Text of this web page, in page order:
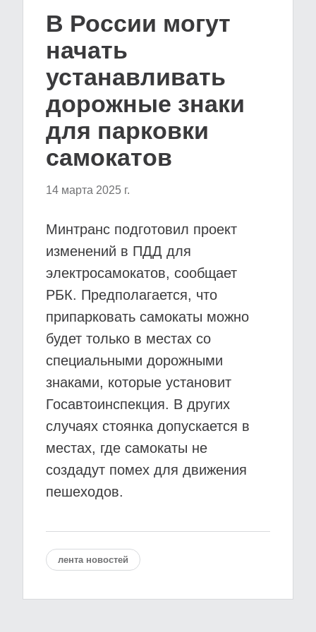
В России могут
начать
устанавливать
дорожные знаки
для парковки
самокатов
14 марта 2025 г.
Минтранс подготовил проект
изменений в ПДД для
электросамокатов, сообщает
РБК. Предполагается, что
припарковать самокаты можно
будет только в местах со
специальными дорожными
знаками, которые установит
Госавтоинспекция. В других
случаях стоянка допускается в
местах, где самокаты не
создадут помех для движения
пешеходов.
лента новостей